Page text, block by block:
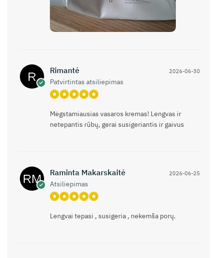
Rimantė
Patvirtintas atsiliepimas
2026-06-30
Mėgstamiausias vasaros kremas! Lengvas ir
netepantis rūbų, gerai susigeriantis ir gaivus
Raminta Makarskaitė
Atsiliepimas
2026-06-25
Lengvai tepasi , susigeria , nekemša porų.